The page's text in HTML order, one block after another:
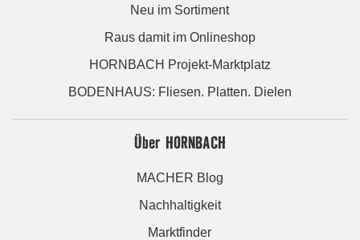
Neu im Sortiment
Raus damit im Onlineshop
HORNBACH Projekt-Marktplatz
BODENHAUS: Fliesen. Platten. Dielen
Über HORNBACH
MACHER Blog
Nachhaltigkeit
Marktfinder